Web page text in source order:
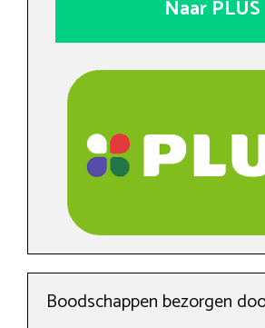
Naar PLUS
Boodschappen bezorgen